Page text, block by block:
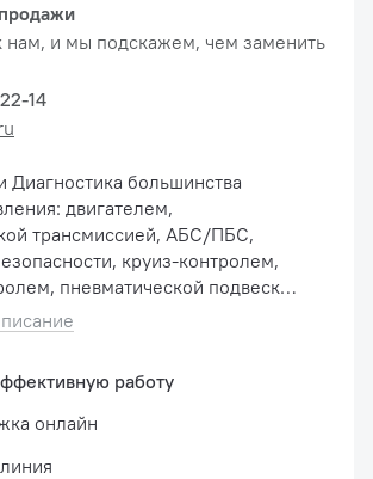
двигателем,
трансмиссией, АБС/ПБС,
круиз-контролем,
пневматической подвеской
работу
онлайн
нам, и мы подскажем, чем заменить
14